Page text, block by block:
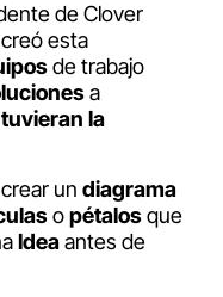
de Clover
esta
de trabajo
a
la
un diagrama
opétalosque
Ideaantes de